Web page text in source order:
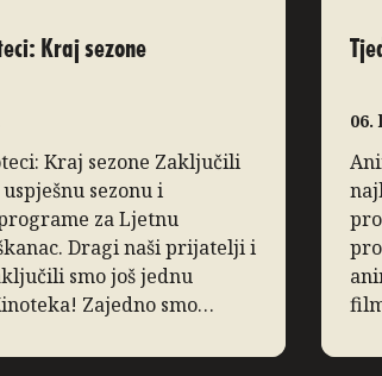
Kraj sezone
Kraj sezone Zaključili
sezonu i
za Ljetnu
Dragi naši prijatelji i
smo još jednu
Zajedno smo
da podsjetimo na ono po
06.